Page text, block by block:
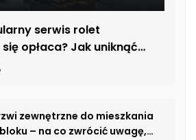
serwis rolet
opłaca? Jak uniknąć
zewnętrzne do mieszkania
– na co zwrócić uwagę,